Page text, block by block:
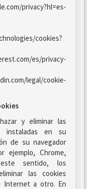
privacy?hl=es-
cookies?
es/privacy-
legal/cookie-
y eliminar las
instaladas en su
de su navegador
ejemplo, Chrome,
sentido, los
las cookies
Internet a otro. En